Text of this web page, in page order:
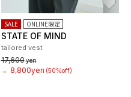
SALE ONLINE限定
STATE OF MIND
tailored vest
17,600yen
→
8,800yen (50%off)